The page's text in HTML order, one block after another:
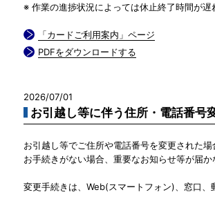
※ 作業の進捗状況によっては休止終了時間が遅
「カードご利用案内」ページ
PDFをダウンロードする
2026/07/01
お引越し等に伴う住所・電話番号
お引越し等でご住所や電話番号を変更された
お手続きがない場合、重要なお知らせ等が届か
変更手続きは、Web(スマートフォン)、窓口、